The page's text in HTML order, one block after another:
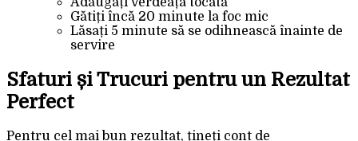
Gătiți încă 20 minute la foc mic
Lăsați 5 minute să se odihnească înainte de
servire
Sfaturi și Trucuri pentru un Rezultat
Perfect
Pentru cel mai bun rezultat, țineți cont de